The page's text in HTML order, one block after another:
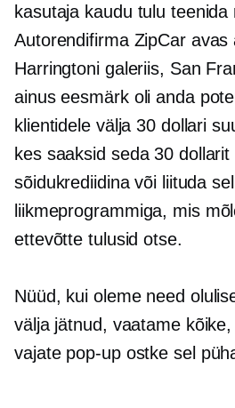
kasutaja kaudu tulu teenida
Autorendifirma ZipCar avas
Harringtoni galeriis, San
ainus eesmärk oli anda
klientidele välja 30 dollari
kes saaksid seda 30
sõidukrediidina või liituda
liikmeprogrammiga, mis
ettevõtte tulusid otse.
Nüüd, kui oleme need
välja jätnud, vaatame
vajate pop-upostke sel